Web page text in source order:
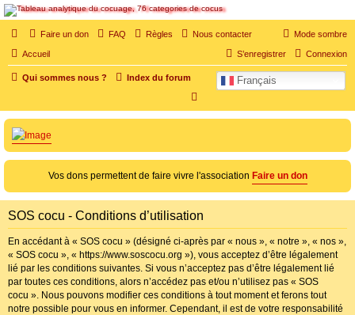
SOS cocu
SOS cocu est une association loi 1901 dont l'objet est le soutien aux victimes d'adultère.
Pouvoir parler, se confier, recevoir un soutien moral pour traverser une situation
Mode sombre
Faire un don FAQ Règles Nous contacter
Accueil Connexion
S’enregistrer
Qui sommes nous ? Index du forum Français
h
e
r
h
r
Vos dons permettent de faire vivre l'association Faire un don
SOS cocu - Conditions d’utilisation
En accédant à « SOS cocu » (désigné ci-après par « nous », « notre », « nos »,
« SOS cocu », « https://www.soscocu.org »), vous acceptez d’être légalement
lié par les conditions suivantes. Si vous n’acceptez pas d’être légalement lié
par toutes ces conditions, alors n’accédez pas et/ou n’utilisez pas « SOS
cocu ». Nous pouvons modifier ces conditions à tout moment et ferons tout
notre possible pour vous en informer. Cependant, il est de votre responsabilité